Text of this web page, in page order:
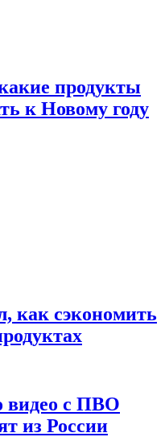
продукты
к Новому году
как сэкономить
видео с ПВО
из России